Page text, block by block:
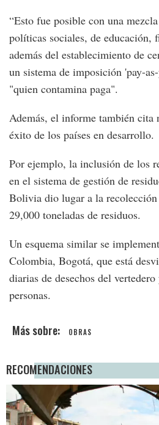
“Esto fue posible con una
políticas sociales, de educación,
además del establecimiento de
un sistema de imposición 'pay-
"quien contamina paga".
Además, el informe también cita
éxito de los países en desarrollo.
Por ejemplo, la inclusión de los
en el sistema de gestión de
Bolivia dio lugar a la
29,000 toneladas de residuos.
Un esquema similar se
Colombia, Bogotá, que está
diarias de desechos del
personas.
OBRAS
RECOMENDACIONES